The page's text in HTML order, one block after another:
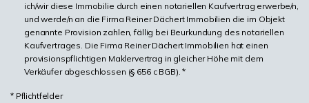
ich/wir diese Immobilie durch einen notariellen Kaufvertrag erwerbe/n,
und werde/n an die Firma Reiner Dächert Immobilien die im Objekt
genannte Provision zahlen, fällig bei Beurkundung des notariellen
Kaufvertrages. Die Firma Reiner Dächert Immobilien hat einen
provisionspflichtigen Maklervertrag in gleicher Höhe mit dem
Verkäufer abgeschlossen (§ 656 c BGB). *
* Pflichtfelder